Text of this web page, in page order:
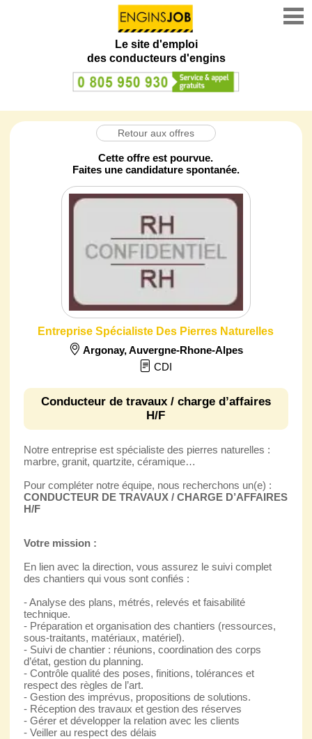
Le site d'emploi
des conducteurs d'engins
Retour aux offres
Cette offre est pourvue.
Faites une candidature spontanée.
Entreprise Spécialiste Des Pierres Naturelles
Argonay,Auvergne-Rhone-Alpes
CDI
Conducteur de travaux / charge d’affaires
H/F
Notre entreprise est spécialiste des pierres naturelles :
marbre, granit, quartzite, céramique…
Pour compléter notre équipe, nous recherchons un(e) :
CONDUCTEUR DE TRAVAUX / CHARGE D’AFFAIRES
H/F
Votre mission :
En lien avec la direction, vous assurez le suivi complet
des chantiers qui vous sont confiés :
- Analyse des plans, métrés, relevés et faisabilité
technique.
- Préparation et organisation des chantiers (ressources,
sous-traitants, matériaux, matériel).
- Suivi de chantier : réunions, coordination des corps
d’état, gestion du planning.
- Contrôle qualité des poses, finitions, tolérances et
respect des règles de l’art.
- Gestion des imprévus, propositions de solutions.
- Réception des travaux et gestion des réserves
- Gérer et développer la relation avec les clients
- Veiller au respect des délais